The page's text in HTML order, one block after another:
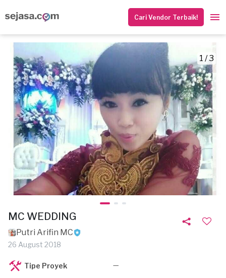
Cari Vendor Terbaik!
1 / 3
MC WEDDING
Putri Arifin MC
26 August 2018
Tipe Proyek —